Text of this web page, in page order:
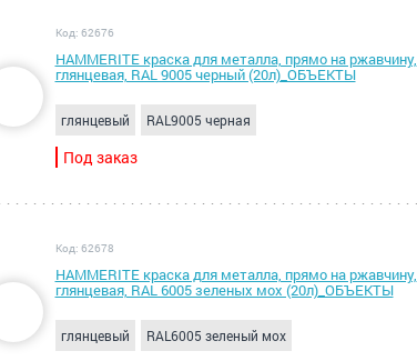
Код: 62676
HAMMERITE краска для металла, прямо на ржавчину,
глянцевая, RAL 9005 черный (20л)_ОБЪЕКТЫ
глянцевый RAL9005 черная
Под заказ
Код: 62678
HAMMERITE краска для металла, прямо на ржавчину,
глянцевая, RAL 6005 зеленых мох (20л)_ОБЪЕКТЫ
глянцевый RAL6005 зеленый мох